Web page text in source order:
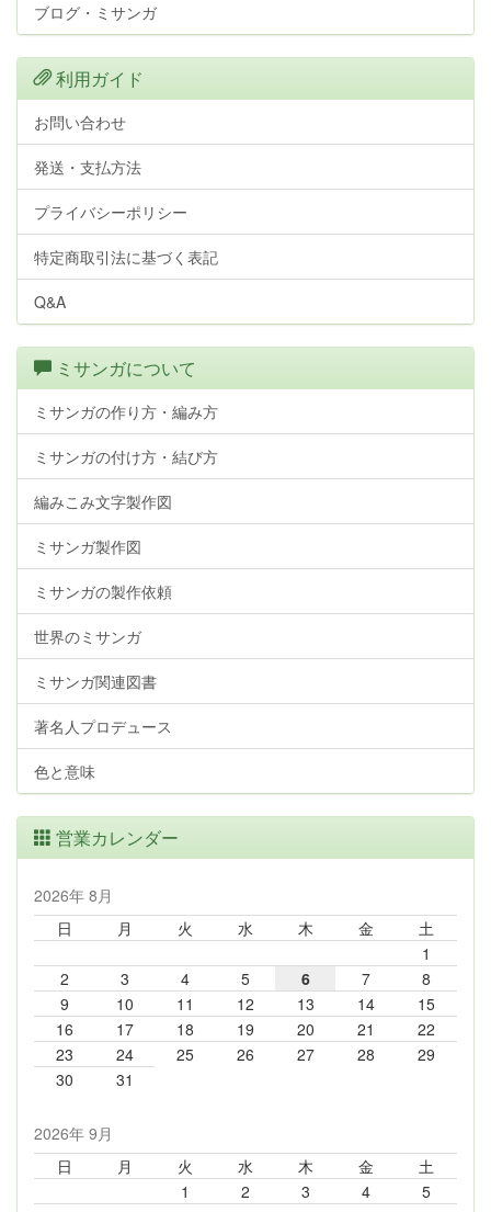
ブログ・ミサンガ
利用ガイド
お問い合わせ
発送・支払方法
プライバシーポリシー
特定商取引法に基づく表記
Q&A
ミサンガについて
ミサンガの作り方・編み方
ミサンガの付け方・結び方
編みこみ文字製作図
ミサンガ製作図
ミサンガの製作依頼
世界のミサンガ
ミサンガ関連図書
著名人プロデュース
色と意味
営業カレンダー
2026年 8月
日
月 火 水 木 金
土
1
2
3 4 5 6 7
8
9
10 11 12 13 14
15
16
17 18 19 20 21
22
23
24 25 26 27 28
29
30
31
2026年 9月
日
月 火 水 木 金
土
1
2 3 4
5